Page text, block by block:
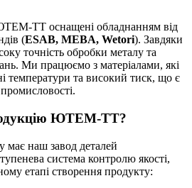
ТТ оснащені обладнанням від
(ESAB, MEBA, Wetori). Завдяки
точність обробки металу та
Ми працюємо з матеріалами, які
температури та високий тиск, що є
ЮТЕМ-ТТ?
має наш завод деталей
система контролю якості,
етапі створення продукту: